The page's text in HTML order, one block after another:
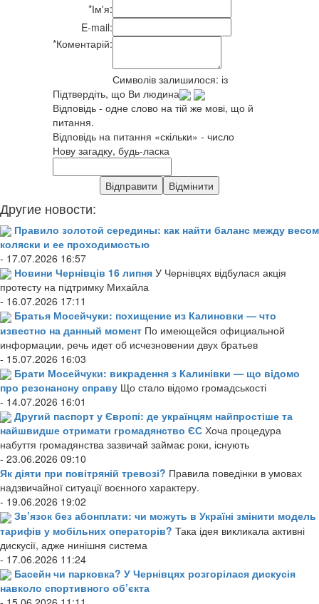
*Ім'я:
E-mail:
*Коментарій:
Символів залишилося: із
Підтвердіть, що Ви людина
Відповідь - одне слово на тій же мові, що й
питання.
Відповідь на питання «скільки» - число
Нову загадку, будь-ласка
Другие новости:
Правило золотой середины: как найти баланс между весом
коляски и ее проходимостью
- 17.07.2026 16:57
Новини Чернівців 16 липня У Чернівцях відбулася акція
протесту на підтримку Михайла
- 16.07.2026 17:11
Братья Мосейчуки: похищение из Калиновки — что
известно на данный момент По имеющейся официальной
информации, речь идет об исчезновении двух братьев
- 15.07.2026 16:03
Брати Мосейчуки: викрадення з Калинівки — що відомо
про резонансну справу Що стало відомо громадськості
- 14.07.2026 16:01
Другий паспорт у Європі: де українцям найпростіше та
найшвидше отримати громадянство ЄС Хоча процедура
набуття громадянства зазвичай займає роки, існують
- 23.06.2026 09:10
Як діяти при повітряній тревозі? Правила поведінки в умовах
надзвичайної ситуації воєнного характеру.
- 19.06.2026 19:02
Зв’язок без абонплати: чи можуть в Україні змінити модель
тарифів у мобільних операторів? Така ідея викликала активні
дискусії, адже нинішня система
- 17.06.2026 11:24
Басейн чи парковка? У Чернівцях розгорілася дискусія
навколо спортивного об’єкта